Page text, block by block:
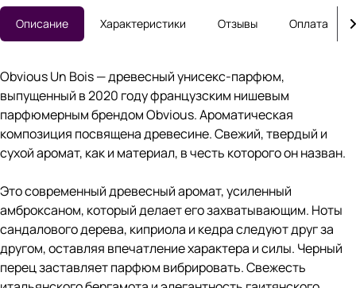
Описание Характеристики Отзывы Оплата
Obvious Un Bois — древесный унисекс-парфюм,
выпущенный в 2020 году французским нишевым
парфюмерным брендом Obvious. Ароматическая
композиция посвящена древесине. Свежий, твердый и
сухой аромат, как и материал, в честь которого он назван.
Это современный древесный аромат, усиленный
амброксаном, который делает его захватывающим. Ноты
сандалового дерева, киприола и кедра следуют друг за
другом, оставляя впечатление характера и силы. Черный
перец заставляет парфюм вибрировать. Свежесть